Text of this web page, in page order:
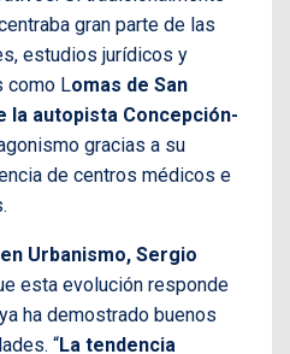
gran parte de las
estudios jurídicos y
como Lomas de San
la autopista Concepción-
gracias a su
de centros médicos e
Urbanismo, Sergio
esta evolución responde
ha demostrado buenos
“La tendencia